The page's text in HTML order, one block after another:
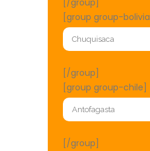
[/group]
[group group-bolivia]
[/group]
[group group-chile]
[/group]